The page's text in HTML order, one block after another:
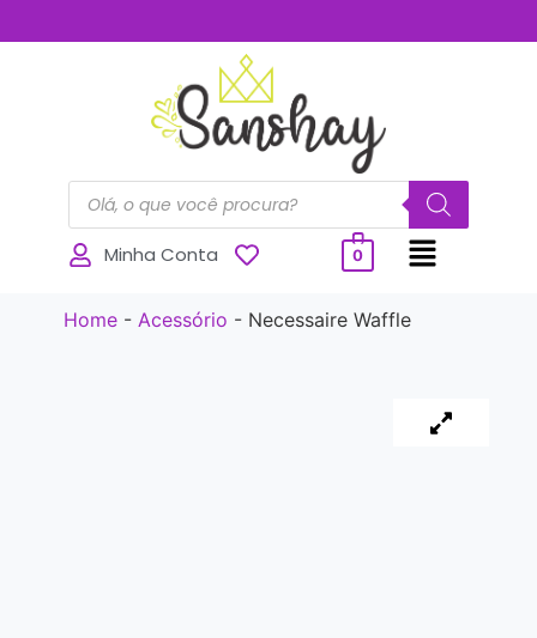
Minha Conta 0
Home- Acessório - Necessaire Waffle